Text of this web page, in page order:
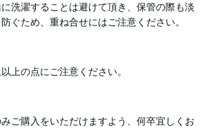
に洗濯することは避けて頂き、保管の際も淡
ぐため、重ね合せにはご注意ください。
上の点にご注意ください。
ご購入をいただけますよう、何卒宜しくお